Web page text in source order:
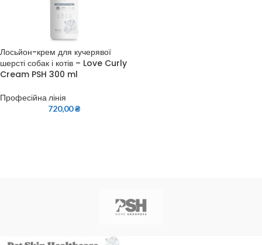
Лосьйон-крем для кучерявої
шерсті собак і котів – Love Curly
Cream PSH 300 ml
Професійна лінія
720,00₴